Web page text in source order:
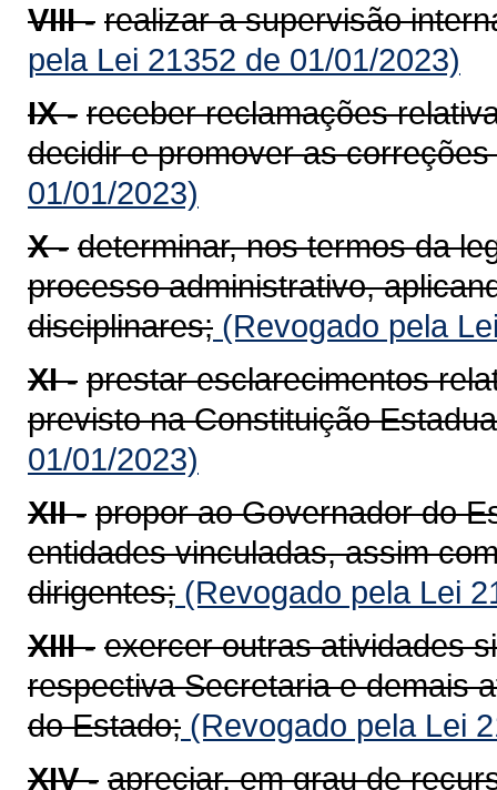
VIII - realizar a supervisão
pela Lei 21352 de 01/01/2023)
IX - receber reclamações
decidir e promover as
01/01/2023)
X - determinar, nos termos da
processo administrativo,
disciplinares; (Revogado pela
XI - prestar esclarecimentos
previsto na Constituição
01/01/2023)
XII - propor ao Governador do
entidades vinculadas, assim
dirigentes; (Revogado pela Lei
XIII - exercer outras atividades
respectiva Secretaria e demais
do Estado; (Revogado pela Lei
XIV - apreciar, em grau de